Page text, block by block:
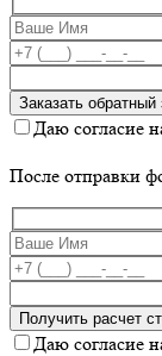
Даю согласие
После отправки
Даю согласие